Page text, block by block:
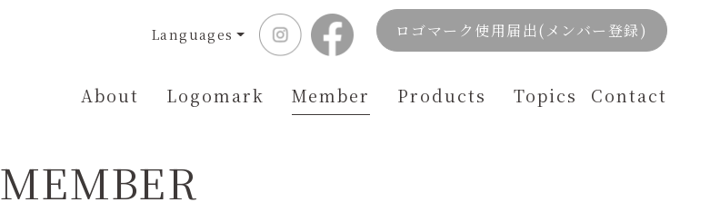
Languages ロゴマーク使用届出(メンバー登録)
About Logomark Member Products Topics Contact
MEMBER